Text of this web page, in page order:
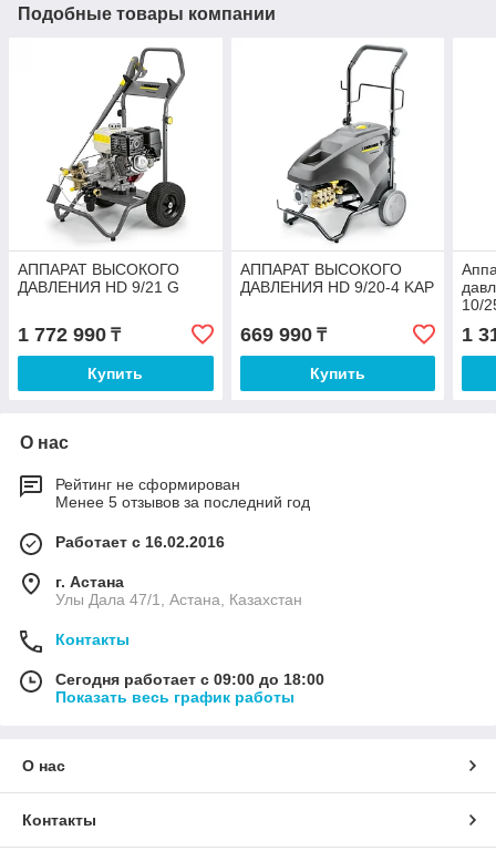
Подобные товары компании
АППАРАТ ВЫСОКОГО
ДАВЛЕНИЯ HD 9/21 G
1 772 990 ₸
Купить
АППАРАТ ВЫСОКОГО
ДАВЛЕНИЯ HD 9/20-4 KAP
669 990₸
Купить
10/
1
О нас
Рейтинг не сформирован
Менее 5 отзывов за последний год
Работает с 16.02.2016
г. Астана
Улы Дала 47/1, Астана, Казахстан
Контакты
Сегодня работает с 09:00 до 18:00
Показать весь график работы
О нас
Контакты